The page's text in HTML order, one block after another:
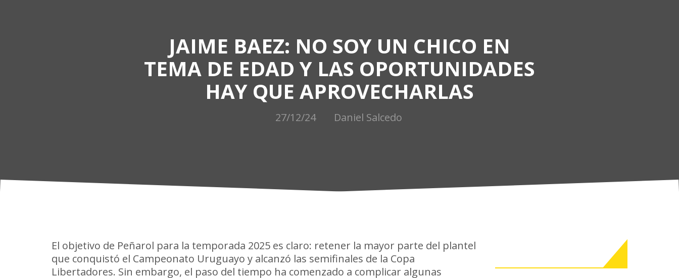
JAIME BAEZ: NO SOY UN CHICO EN
TEMA DE EDAD Y LAS OPORTUNIDADES
HAY QUE APROVECHARLAS
27/12/24 Daniel Salcedo
El objetivo de Peñarol para la temporada 2025 es claro: retener la mayor parte del plantel
que conquistó el Campeonato Uruguayo y alcanzó las semifinales de la Copa
Libertadores. Sin embargo, el paso del tiempo ha comenzado a complicar algunas